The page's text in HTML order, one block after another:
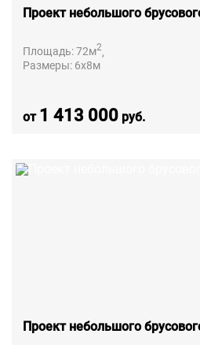
Проект небольшого
Площадь:72м2,
Размеры: 6х8м
от 1 413 000 руб.
Проект небольшого